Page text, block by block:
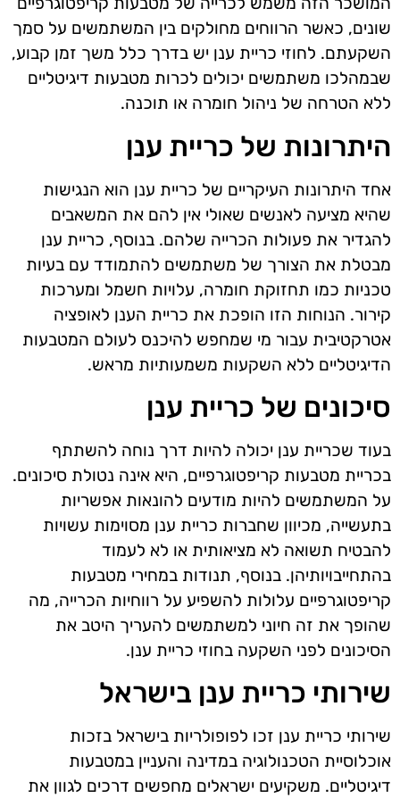
שונים, כאשר הרווחים מחולקים בין המשתמשים על סמך
השקעתם. לחוזי כריית ענן יש בדרך כלל משך זמן קבוע,
שבמהלכו משתמשים יכולים לכרות מטבעות דיגיטליים
ללא הטרחה של ניהול חומרה או תוכנה.
היתרונות של כריית ענן
אחד היתרונות העיקריים של כריית ענן הוא הנגישות
שהיא מציעה לאנשים שאולי אין להם את המשאבים
להגדיר את פעולות הכרייה שלהם. בנוסף, כריית ענן
מבטלת את הצורך של משתמשים להתמודד עם בעיות
טכניות כמו תחזוקת חומרה, עלויות חשמל ומערכות
קירור. הנוחות הזו הופכת את כריית הענן לאופציה
אטרקטיבית עבור מי שמחפש להיכנס לעולם המטבעות
הדיגיטליים ללא השקעות משמעותיות מראש.
סיכונים של כריית ענן
בעוד שכריית ענן יכולה להיות דרך נוחה להשתתף
בכריית מטבעות קריפטוגרפיים, היא אינה נטולת סיכונים.
על המשתמשים להיות מודעים להונאות אפשריות
בתעשייה, מכיוון שחברות כריית ענן מסוימות עשויות
להבטיח תשואה לא מציאותית או לא לעמוד
בהתחייבויותיהן. בנוסף, תנודות במחירי מטבעות
קריפטוגרפיים עלולות להשפיע על רווחיות הכרייה, מה
שהופך את זה חיוני למשתמשים להעריך היטב את
הסיכונים לפני השקעה בחוזי כריית ענן.
שירותי כריית ענן בישראל
שירותי כריית ענן זכו לפופולריות בישראל בזכות
אוכלוסיית הטכנולוגיה במדינה והעניין במטבעות
דיגיטליים. משקיעים ישראלים מחפשים דרכים לגוון את